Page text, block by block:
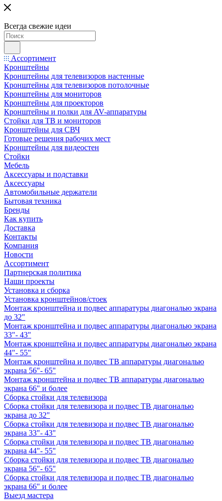
Всегда свежие идеи
Ассортимент
Кронштейны
Кронштейны для телевизоров настенные
Кронштейны для телевизоров потолочные
Кронштейны для мониторов
Кронштейны для проекторов
Кронштейны и полки для AV-аппаратуры
Стойки для ТВ и мониторов
Кронштейны для СВЧ
Готовые решения рабочих мест
Кронштейны для видеостен
Стойки
Мебель
Аксессуары и подставки
Аксессуары
Автомобильные держатели
Бытовая техника
Бренды
Как купить
Доставка
Контакты
Компания
Новости
Ассортимент
Партнерская политика
Наши проекты
Установка и сборка
Установка кронштейнов/стоек
Монтаж кронштейна и подвес аппаратуры диагональю экрана
до 32"
Монтаж кронштейна и подвес аппаратуры диагональю экрана
33"- 43"
Монтаж кронштейна и подвес аппаратуры диагональю экрана
44"- 55"
Монтаж кронштейна и подвес ТВ аппаратуры диагональю
экрана 56"- 65"
Монтаж кронштейна и подвес ТВ аппаратуры диагональю
экрана 66" и более
Сборка стойки для телевизора
Сборка стойки для телевизора и подвес ТВ диагональю
экрана до 32"
Сборка стойки для телевизора и подвес ТВ диагональю
экрана 33"- 43"
Сборка стойки для телевизора и подвес ТВ диагональю
экрана 44"- 55"
Сборка стойки для телевизора и подвес ТВ диагональю
экрана 56"- 65"
Сборка стойки для телевизора и подвес ТВ диагональю
экрана 66" и более
Выезд мастера